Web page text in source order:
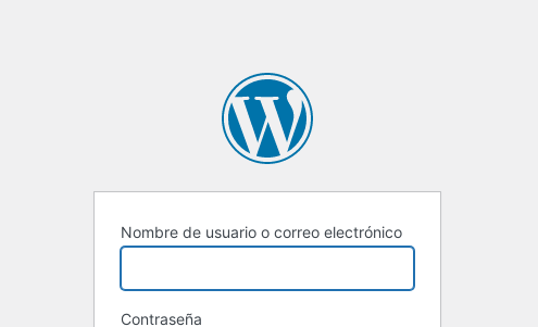
Nombre de usuario o correo electrónico
Contraseña